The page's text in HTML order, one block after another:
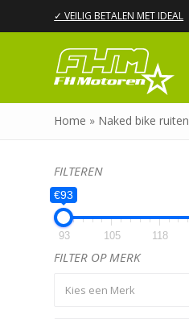
✓ VEILIG BETALEN MET IDEAL
Home » Naked bike ruiten
FILTEREN
€93
93 105 118
FILTER OP MERK
Kies een Merk